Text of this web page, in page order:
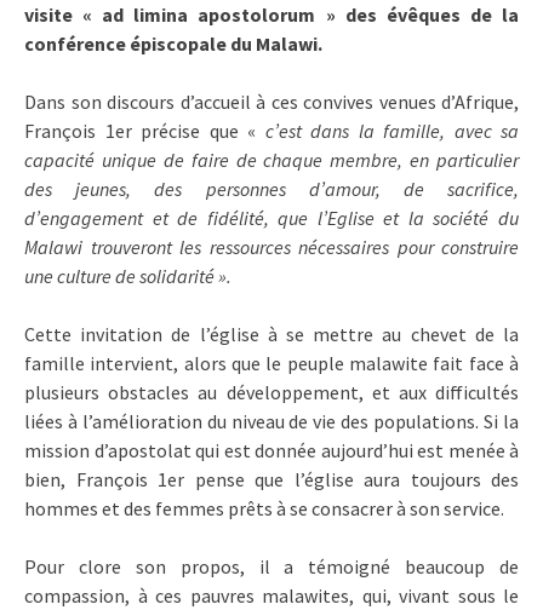
visite « ad limina apostolorum » des évêques de la
conférence épiscopale du Malawi.
Dans son discours d’accueil à ces convives venues d’Afrique,
François 1er précise que « c’est dans la famille, avec sa
capacité unique de faire de chaque membre, en particulier
des jeunes, des personnes d’amour, de sacrifice,
d’engagement et de fidélité, que l’Eglise et la société du
Malawi trouveront les ressources nécessaires pour construire
une culture de solidarité ».
Cette invitation de l’église à se mettre au chevet de la
famille intervient, alors que le peuple malawite fait face à
plusieurs obstacles au développement, et aux difficultés
liées à l’amélioration du niveau de vie des populations. Si la
mission d’apostolat qui est donnée aujourd’hui est menée à
bien, François 1er pense que l’église aura toujours des
hommes et des femmes prêts à se consacrer à son service.
Pour clore son propos, il a témoigné beaucoup de
compassion, à ces pauvres malawites, qui, vivant sous le